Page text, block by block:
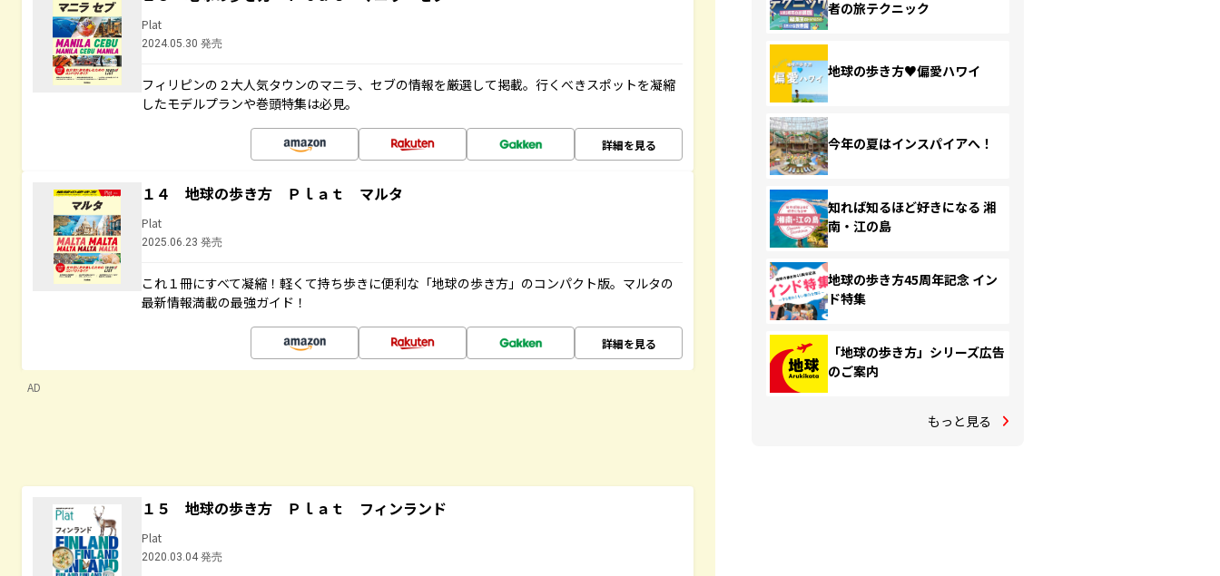
Plat
2024.05.30 発売
フィリピンの２大人気タウンのマニラ、セブの情報を厳選して掲載。行くべきスポットを凝縮
したモデルプランや巻頭特集は必見。
詳細を見る
１４ 地球の歩き方 Ｐｌａｔ マルタ
Plat
2025.06.23 発売
これ１冊にすべて凝縮！軽くて持ち歩きに便利な「地球の歩き方」のコンパクト版。マルタの
最新情報満載の最強ガイド！
詳細を見る
AD
１５ 地球の歩き方 Ｐｌａｔ フィンランド
Plat
2020.03.04 発売
者の旅テクニック
地球の歩き方♥偏愛ハワイ
今年の夏はインスパイアへ！
知れば知るほど好きになる 湘
南・江の島
地球の歩き方45周年記念 イン
ド特集
「地球の歩き方」シリーズ広告
のご案内
もっと見る